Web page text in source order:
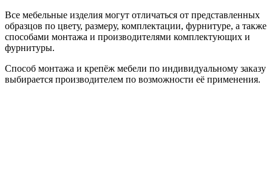
Все мебельные изделия могут отличаться от представленных
образцов по цвету, размеру, комплектации, фурнитуре, а также
способами монтажа и производителями комплектующих и
фурнитуры.
Способ монтажа и крепёж мебели по индивидуальному заказу
выбирается производителем по возможности её применения.